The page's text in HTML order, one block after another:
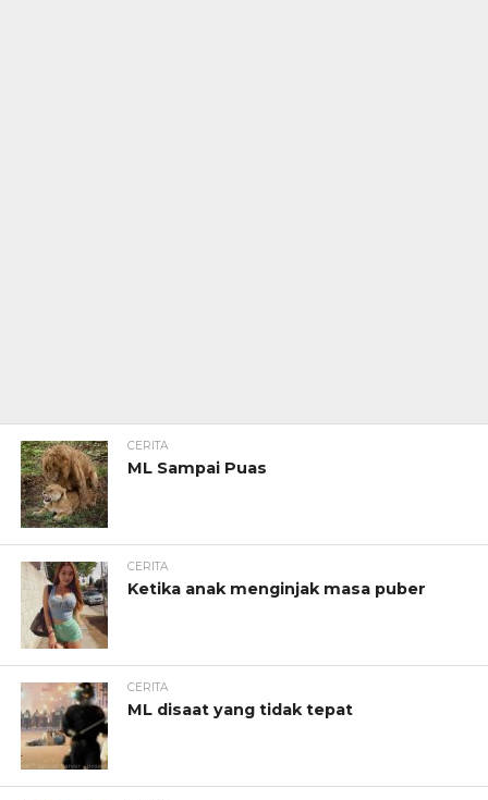
CERITA
ML Sampai Puas
CERITA
Ketika anak menginjak masa puber
CERITA
ML disaat yang tidak tepat